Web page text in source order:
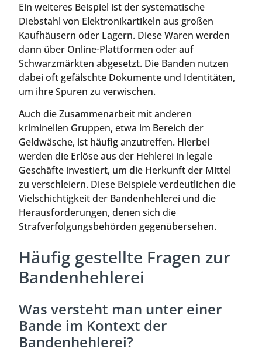
Ein weiteres Beispiel ist der systematische
Diebstahl von Elektronikartikeln aus großen
Kaufhäusern oder Lagern. Diese Waren werden
dann über Online-Plattformen oder auf
Schwarzmärkten abgesetzt. Die Banden nutzen
dabei oft gefälschte Dokumente und Identitäten,
um ihre Spuren zu verwischen.
Auch die Zusammenarbeit mit anderen
kriminellen Gruppen, etwa im Bereich der
Geldwäsche, ist häufig anzutreffen. Hierbei
werden die Erlöse aus der Hehlerei in legale
Geschäfte investiert, um die Herkunft der Mittel
zu verschleiern. Diese Beispiele verdeutlichen die
Vielschichtigkeit der Bandenhehlerei und die
Herausforderungen, denen sich die
Strafverfolgungsbehörden gegenübersehen.
Häufig gestellte Fragen zur
Bandenhehlerei
Was versteht man unter einer
Bande im Kontext der
Bandenhehlerei?